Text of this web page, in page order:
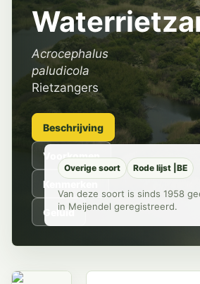
Acrocephalus
paludicola
Rietzangers
Beschrijving
Voorkomen
Kenmerken
Geluid
Overige soort Rode lijst |BE
Van deze soort is sinds 1958
in Meijendel geregistreerd.